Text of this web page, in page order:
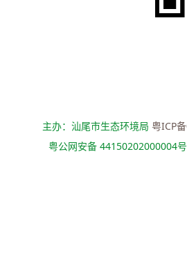
主办：汕尾市生态环境局粤ICP
粤公网安备 44150202000004号